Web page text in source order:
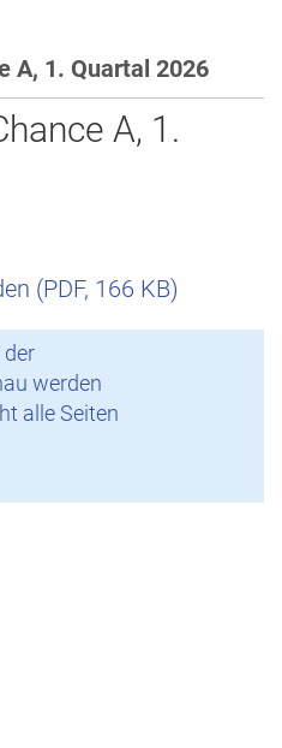
A, 1. Quartal 2026
A, 1.
(PDF, 166 KB)
der
werden
alle Seiten